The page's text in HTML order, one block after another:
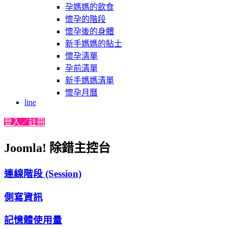
孕媽媽的飲食
懷孕的階段
懷孕後的身體
新手媽媽的貼士
懷孕清單
孕前清單
新手媽媽清單
懷孕月曆
line
登入／註冊
Joomla! 除錯主控台
連線階段 (Session)
側寫資訊
記憶體使用量